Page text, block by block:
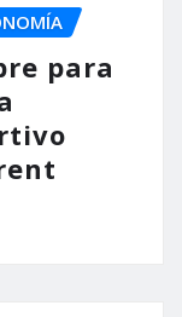
para